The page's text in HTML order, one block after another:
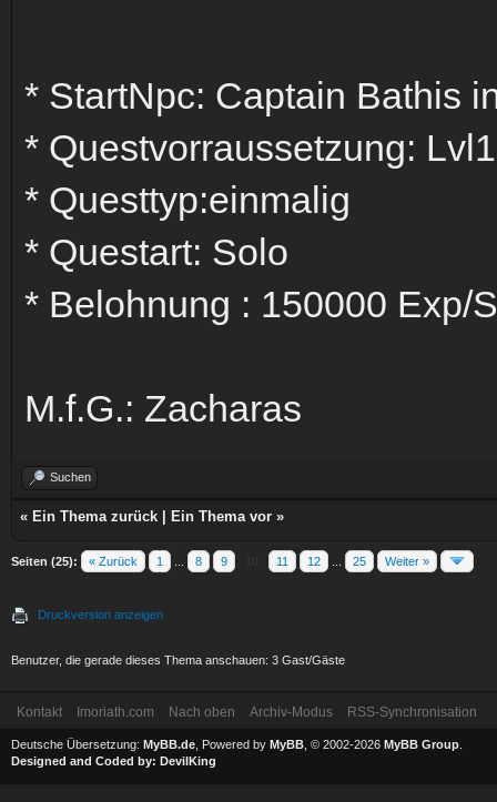
* StartNpc: Captain Bathis
* Questvorraussetzung:
* Questtyp:einmalig
* Questart: Solo
* Belohnung : 150000 Exp/
M.f.G.: Zacharas
Suchen
« Ein Thema zurück Ein Thema vor »
Seiten (25): « Zurück 1 8 9 11 12 25 Weiter »
Druckversion anzeigen
Benutzer, die gerade dieses Thema anschauen: 3 Gast/Gäste
Kontakt Imoriath.com Nach oben Archiv-Modus RSS-Synchronisation
Deutsche Übersetzung: MyBB.de , Powered by MyBB , © 2002-2026 MyBB Group
Designed and Coded by: DevilKing